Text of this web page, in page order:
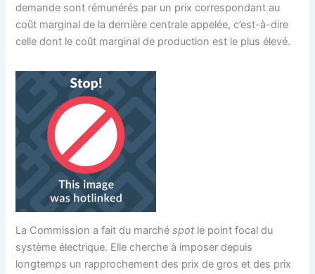
demande sont rémunérés par un prix correspondant au
coût marginal de la dernière centrale appelée, c’est-à-dire
celle dont le coût marginal de production est le plus élevé.
La Commission a fait du marchéspot le point focal du
système électrique. Elle cherche à imposer depuis
longtemps un rapprochement des prix de gros et des prix